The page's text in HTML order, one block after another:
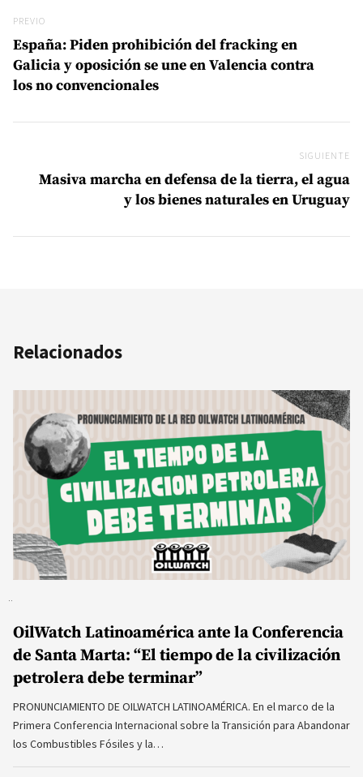
Previo
PREVIO
España: Piden prohibición del fracking en
Galicia y oposición se une en Valencia contra
los no convencionales
SIGUIENTE
Masiva marcha en defensa de la tierra, el agua
y los bienes naturales en Uruguay
Relacionados
OilWatch Latinoamérica ante la Conferencia
de Santa Marta: “El tiempo de la civilización
petrolera debe terminar”
PRONUNCIAMIENTO DE OILWATCH LATINOAMÉRICA. En el marco de la
Primera Conferencia Internacional sobre la Transición para Abandonar
los Combustibles Fósiles y la…